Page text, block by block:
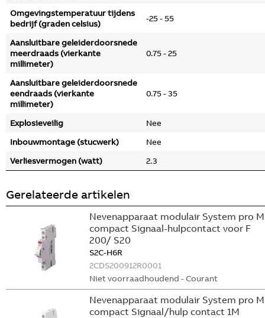
Omgevingstemperatuur tijdens
bedrijf (graden celsius)
-25 - 55
Aansluitbare geleiderdoorsnede
meerdraads (vierkante
millimeter)
0.75 - 25
Aansluitbare geleiderdoorsnede
eendraads (vierkante
millimeter)
0.75 - 35
Explosieveilig
Nee
Inbouwmontage (stucwerk)
Nee
Verliesvermogen (watt)
2.3
Gerelateerde artikelen
Nevenapparaat modulair System pro M
compact Signaal-hulpcontact voor F
200/ S20
S2C-H6R
2CDS200912R0001
Niet voorraadhoudend - Courant
Nevenapparaat modulair System pro M
compact Signaal/hulp contact 1M